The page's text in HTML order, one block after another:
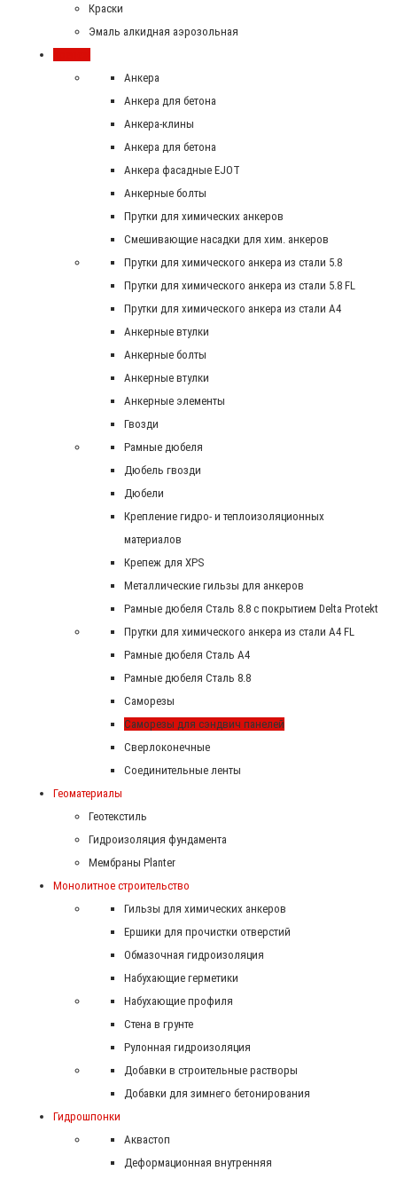
Краски
Эмаль алкидная аэрозольная
Анкера
Анкера для бетона
Анкера-клины
Анкера для бетона
Анкера фасадные EJOT
Анкерные болты
Прутки для химических анкеров
Смешивающие насадки для хим. анкеров
Прутки для химического анкера из стали 5.8
Прутки для химического анкера из стали 5.8 FL
Прутки для химического анкера из стали А4
Анкерные втулки
Анкерные болты
Анкерные втулки
Анкерные элементы
Гвозди
Рамные дюбеля
Дюбель гвозди
Дюбели
Крепление гидро- и теплоизоляционных
материалов
Крепеж для XPS
Металлические гильзы для анкеров
Рамные дюбеля Сталь 8.8 с покрытием Delta Protekt
Прутки для химического анкера из стали А4 FL
Рамные дюбеля Сталь A4
Рамные дюбеля Сталь 8.8
Саморезы
Саморезы для сэндвич панелей
Сверлоконечные
Соединительные ленты
Геоматериалы
Геотекстиль
Гидроизоляция фундамента
Мембраны Planter
Монолитное строительство
Гильзы для химических анкеров
Ершики для прочистки отверстий
Обмазочная гидроизоляция
Набухающие герметики
Набухающие профиля
Стена в грунте
Рулонная гидроизоляция
Добавки в строительные растворы
Добавки для зимнего бетонирования
Гидрошпонки
Аквастоп
Деформационная внутренняя